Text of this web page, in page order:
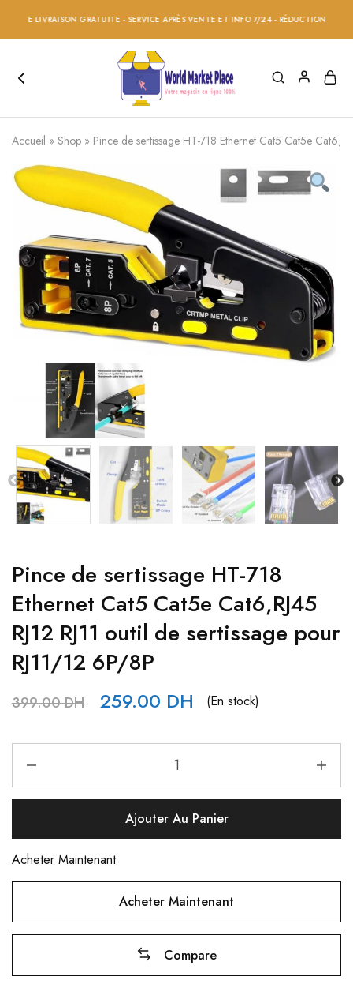
LIVRAISON GRATUITE - SERVICE APRÈS VENTE ET INFO 7/24 - RÉDUCTION 20% SUR
Accueil » Shop » Pince de sertissage HT-718 Ethernet Cat5 Cat5e
Pince de sertissage HT-718
Ethernet Cat5 Cat5e Cat6,RJ45
RJ12 RJ11 outil de sertissage pour
RJ11/12 6P/8P
399.00DH 259.00 DH (En stock)
Ajouter Au Panier
Acheter Maintenant
Acheter Maintenant
Compare